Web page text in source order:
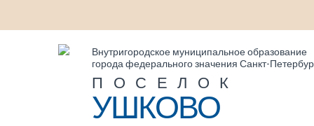
Внутригородское муниципальное образование
города федерального значения Санкт-
ПОСЕЛОК
УШКОВО